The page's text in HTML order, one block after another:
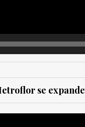
se expande